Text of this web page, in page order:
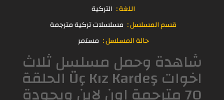
اللغة : التركية
قسم المسلسل : مسلسلات تركية مترجمة
حالة المسلسل : مستمر
شاهدة وحمل مسلسل ثلاث
اخوات Üç Kız Kardeş الحلقة